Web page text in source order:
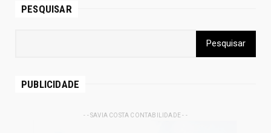
PESQUISAR
PUBLICIDADE
- - SAVIA COSTA CONTABILIDADE - -